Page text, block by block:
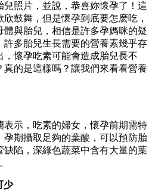
照片，並說，恭喜妳懷孕了！這
鼓舞，但是懷孕到底要怎麽吃，
與胎兒，相信是許多孕媽咪的疑
許多胎兒生長需要的營養素幾乎存
懷孕吃素可能會造成胎兒長不
的是這樣嗎？讓我們來看看營養
表示，吃素的婦女，懷孕前期需特
孕期攝取足夠的葉酸，可以預防胎
缺陷，深綠色蔬菜中含有大量的葉
少